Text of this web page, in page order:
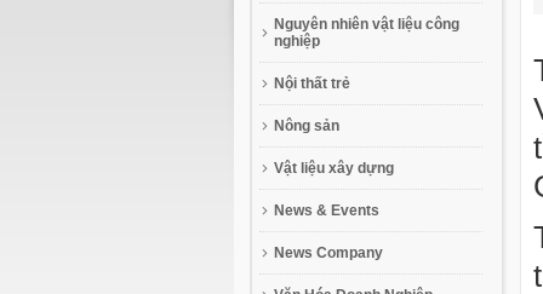
Nguyên nhiên vật liệu công
nghiệp
Nội thất trẻ
Nông sản
Vật liệu xây dựng
News & Events
News Company